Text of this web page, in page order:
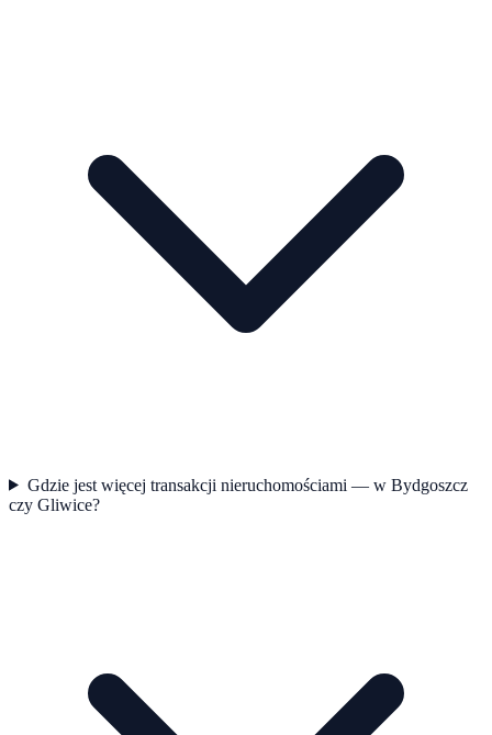
Gdzie jest więcej transakcji nieruchomościami — w Bydgoszcz
czy Gliwice?